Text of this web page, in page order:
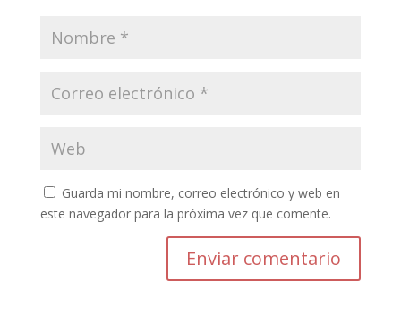
Guarda mi nombre, correo electrónico y web en
este navegador para la próxima vez que comente.